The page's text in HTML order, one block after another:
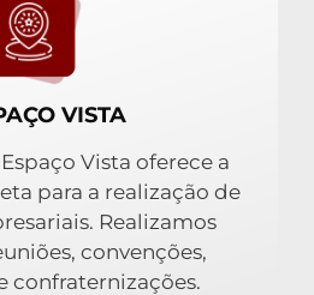
VISTA
Espaço Vista oferece a
para a realização de
Realizamos
convenções,
confraternizações.